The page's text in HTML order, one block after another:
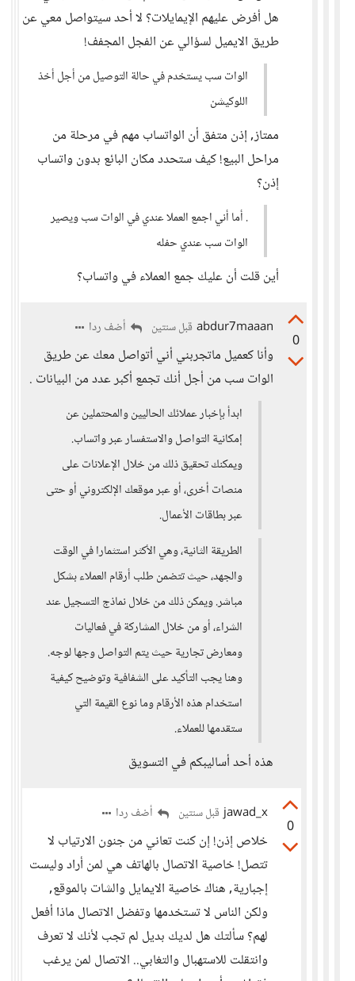
هل أفرض عليهم الإيمايلات؟ لا أحد سيتواصل معي عن
طريق الايميل لسؤالي عن الفجل المجفف!
الوات سب يستخدم في حالة التوصيل من أجل أخذ
اللوكيشن
ممتاز, إذن متفق أن الواتساب مهم في مرحلة من
مراحل البيع! كيف ستحدد مكان البائع بدون واتساب
إذن؟
. أما أني اجمع العملا عندي في الوات سب ويصير
الوات سب عندي حفله
أين قلت أن عليك جمع العملاء في واتساب؟
0
abdur7maaan قبل سنتين أضف ردا
وأنا كعميل ماتجربني أني أتواصل معك عن طريق
الوات سب من أجل أنك تجمع أكبر عدد من البيانات .
ابدأ بإخبار عملائك الحاليين والمحتملين عن
إمكانية التواصل والاستفسار عبر واتساب.
ويمكنك تحقيق ذلك من خلال الإعلانات على
منصات أخرى، أو عبر موقعك الإلكتروني أو حتى
عبر بطاقات الأعمال.
الطريقة الثانية، وهي الأكثر استثمارا في الوقت
والجهد، حيث تتضمن طلب أرقام العملاء بشكل
مباشر. ويمكن ذلك من خلال نماذج التسجيل عند
الشراء، أو من خلال المشاركة في فعاليات
ومعارض تجارية حيث يتم التواصل وجها لوجه.
وهنا يجب التأكيد على الشفافية وتوضيح كيفية
استخدام هذه الأرقام وما نوع القيمة التي
ستقدمها للعملاء.
هذه أحد أساليبكم في التسويق
0
jawad_x قبل سنتين أضف ردا
خلاص إذن! إن كنت تعاني من جنون الارتياب لا
تتصل! خاصية الاتصال بالهاتف هي لمن أراد وليست
إجبارية, هناك خاصية الايمايل والشات بالموقع,
ولكن الناس لا تستخدمها وتفضل الاتصال ماذا أفعل
لهم؟ سألتك هل لديك بديل لم تجب لأنك لا تعرف
وانتقلت للاستهبال والتغابي.. الاتصال لمن يرغب